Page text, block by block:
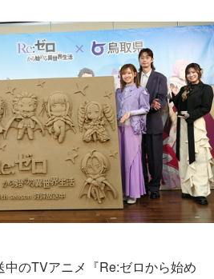
のTVアニメ『Re:ゼロから始め